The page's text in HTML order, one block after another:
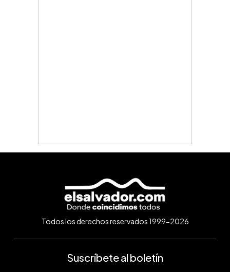
Todos los derechos reservados 1999-2026
Suscríbete al boletín